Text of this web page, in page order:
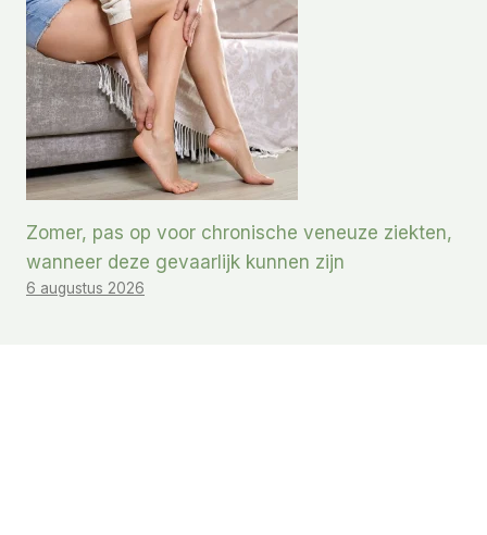
Zomer, pas op voor chronische veneuze ziekten,
wanneer deze gevaarlijk kunnen zijn
6 augustus 2026